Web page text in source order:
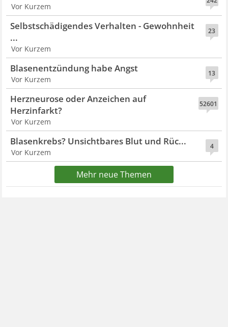
Vor Kurzem
23
Selbstschädigendes Verhalten - Gewohnheit
...
Vor Kurzem
13
Blasenentzündung habe Angst
Vor Kurzem
52601
Herzneurose oder Anzeichen auf
Herzinfarkt?
Vor Kurzem
4
Blasenkrebs? Unsichtbares Blut und Rüc...
Vor Kurzem
Mehr neue Themen